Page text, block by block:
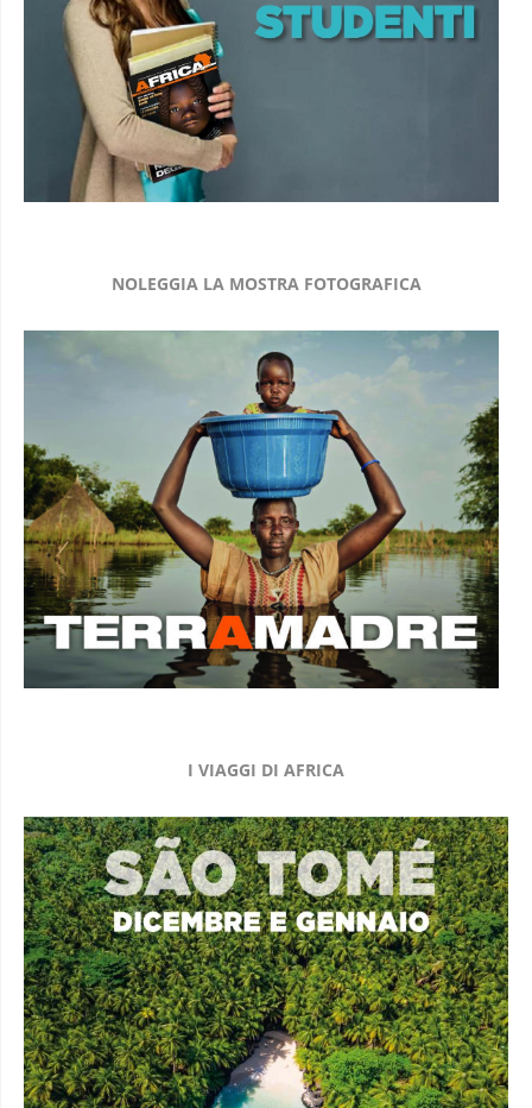
NOLEGGIA LA MOSTRA FOTOGRAFICA
I VIAGGI DI AFRICA